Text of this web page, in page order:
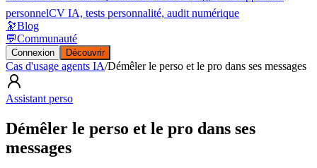
personnelCV IA, tests personnalité, audit numérique
🔭Blog
💬Communauté
Connexion Découvrir
Cas d'usage agents IA/Démêler le perso et le pro dans ses messages
Assistant perso
Démêler le perso et le pro dans ses
messages